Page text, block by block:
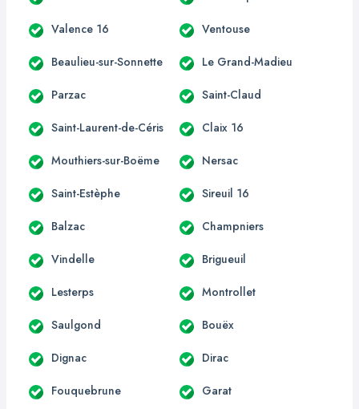
Valence 16 Ventouse
Beaulieu-sur-Sonnette Le Grand-Madieu
Parzac Saint-Claud
Saint-Laurent-de-Céris Claix 16
Mouthiers-sur-Boëme Nersac
Saint-Estèphe Sireuil 16
Balzac Champniers
Vindelle Brigueuil
Lesterps Montrollet
Saulgond Bouëx
Dignac Dirac
Fouquebrune Garat